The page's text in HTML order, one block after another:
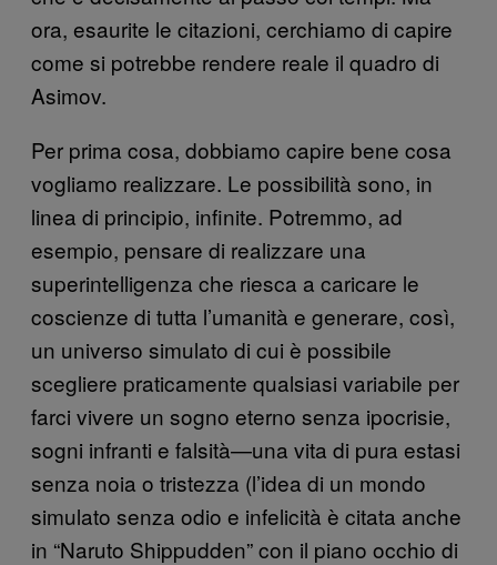
ora, esaurite le citazioni, cerchiamo di capire
come si potrebbe rendere reale il quadro di
Asimov.
Per prima cosa, dobbiamo capire bene cosa
vogliamo realizzare. Le possibilità sono, in
linea di principio, infinite. Potremmo, ad
esempio, pensare di realizzare una
superintelligenza che riesca a caricare le
coscienze di tutta l’umanità e generare, così,
un universo simulato di cui è possibile
scegliere praticamente qualsiasi variabile per
farci vivere un sogno eterno senza ipocrisie,
sogni infranti e falsità—una vita di pura estasi
senza noia o tristezza (l’idea di un mondo
simulato senza odio e infelicità è citata anche
in “Naruto Shippudden” con il piano occhio di